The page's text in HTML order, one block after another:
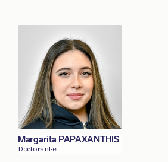
Margarita PAPAXANTHIS
Doctorant·e